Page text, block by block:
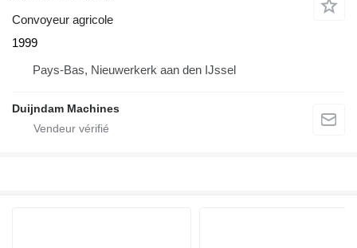
Convoyeur agricole
1999
Pays-Bas, Nieuwerkerk aan den IJssel
Duijndam Machines